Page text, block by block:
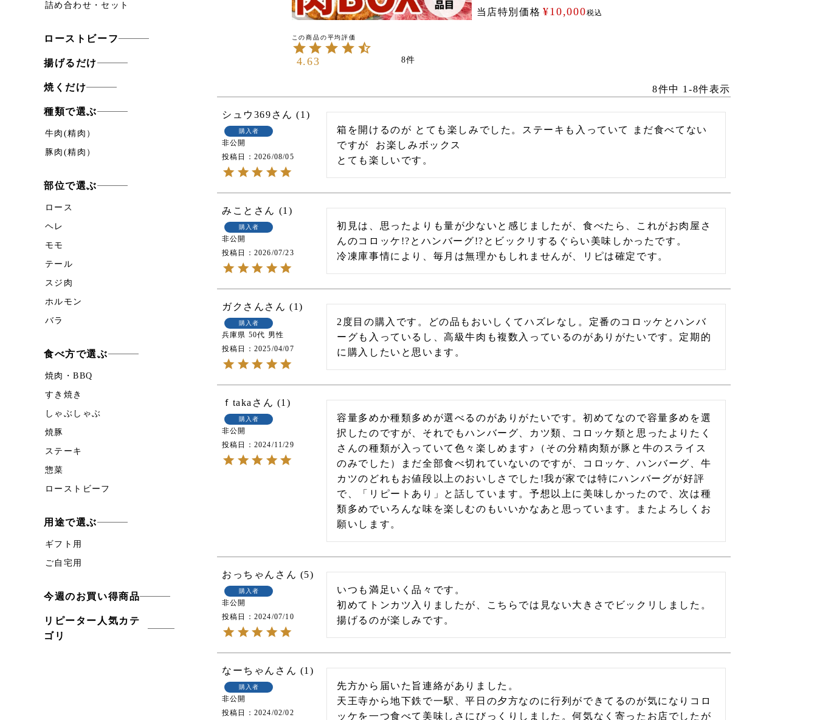
詰め合わせ・セット
ローストビーフ
揚げるだけ
焼くだけ
種類で選ぶ
牛肉(精肉）
豚肉(精肉）
部位で選ぶ
ロース
ヘレ
モモ
テール
スジ肉
ホルモン
バラ
食べ方で選ぶ
焼肉・BBQ
すき焼き
しゃぶしゃぶ
焼豚
ステーキ
惣菜
ローストビーフ
用途で選ぶ
ギフト用
ご自宅用
今週のお買い得商品
リピーター人気カテ
ゴリ
当店特別価格 ¥10,000税込
4.63 8
8件中 1 -8件表示
シュウ369 1
購入者
非公開
投稿日
2026/08/05
箱を開けるのが とても楽しみでした。ステーキも入っていて まだ食べてない
ですが  お楽しみボックス
みこと 1
購入者
非公開
投稿日
2026/07/23
初見は、思ったよりも量が少ないと感じましたが、食べたら、これがお肉屋さ
んのコロッケ!?とハンバーグ!?とビックリするぐらい美味しかったです。
ガクさん 1
購入者
兵庫県 50代 男性
投稿日
2025/04/07
2度目の購入です。どの品もおいしくてハズレなし。定番のコロッケとハンバ
ーグも入っているし、高級牛肉も複数入っているのがありがたいです。定期的
に購入したいと思います。
ｆtaka 1
購入者
非公開
投稿日
2024/11/29
容量多めか種類多めが選べるのがありがたいです。初めてなので容量多めを選
択したのですが、それでもハンバーグ、カツ類、コロッケ類と思ったよりたく
さんの種類が入っていて色々楽しめます♪（その分精肉類が豚と牛のスライス
のみでした）まだ全部食べ切れていないのですが、コロッケ、ハンバーグ、牛
カツのどれもお値段以上のおいしさでした!我が家では特にハンバーグが好評
で、「リピートあり」と話しています。予想以上に美味しかったので、次は種
類多めでいろんな味を楽しむのもいいかなあと思っています。またよろしくお
おっちゃん 5
購入者
非公開
投稿日
2024/07/10
いつも満足いく品々です。
初めてトンカツ入りましたが、こちらでは見ない大きさでビックリしました。
揚げるのが楽しみです。
なーちゃん 1
購入者
非公開
投稿日
2024/02/02
先方から届いた旨連絡がありました。
天王寺から地下鉄で一駅、平日の夕方なのに行列ができてるのが気になりコロ
ッケを一つ食べて美味しさにびっくりしました。何気なく寄ったお店でしたが